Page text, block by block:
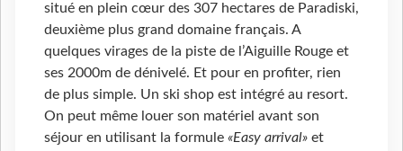
situé en plein cœur des 307 hectares de Paradiski,
deuxième plus grand domaine français. A
quelques virages de la piste de l’Aiguille Rouge et
ses 2000m de dénivelé. Et pour en profiter, rien
de plus simple. Un ski shop est intégré au resort.
On peut même louer son matériel avant son
séjour en utilisant la formule «Easy arrival» et